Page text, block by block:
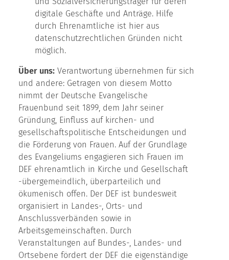
digitale Geschäfte und Anträge. Hilfe
durch Ehrenamtliche ist hier aus
datenschutzrechtlichen Gründen nicht
möglich.
Über uns: Verantwortung übernehmen für sich
und andere: Getragen von diesem Motto
nimmt der Deutsche Evangelische
Frauenbund seit 1899, dem Jahr seiner
Gründung, Einfluss auf kirchen- und
gesellschaftspolitische Entscheidungen und
die Förderung von Frauen. Auf der Grundlage
des Evangeliums engagieren sich Frauen im
DEF ehrenamtlich in Kirche und Gesellschaft
-übergemeindlich, überparteilich und
ökumenisch offen. Der DEF ist bundesweit
organisiert in Landes-, Orts- und
Anschlussverbänden sowie in
Arbeitsgemeinschaften. Durch
Veranstaltungen auf Bundes-, Landes- und
Ortsebene fördert der DEF die eigenständige